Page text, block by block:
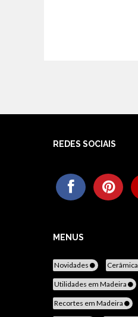
REDES SOCIAIS
MENUS
Novidades Cerâmica
Utilidades em Madeira
Recortes em Madeira